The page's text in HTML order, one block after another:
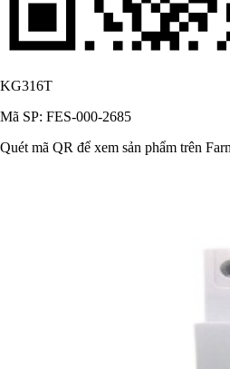
KG316T
Mã SP: FES-000-2685
Quét mã QR để xem sản phẩm trên